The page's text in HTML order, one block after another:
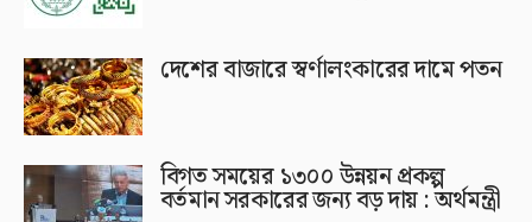
দেশের বাজারে স্বর্ণালংকারের দামে পতন
বিগত সময়ের ১৩০০ উন্নয়ন প্রকল্প
বর্তমান সরকারের জন্য বড় দায় : অর্থমন্ত্রী